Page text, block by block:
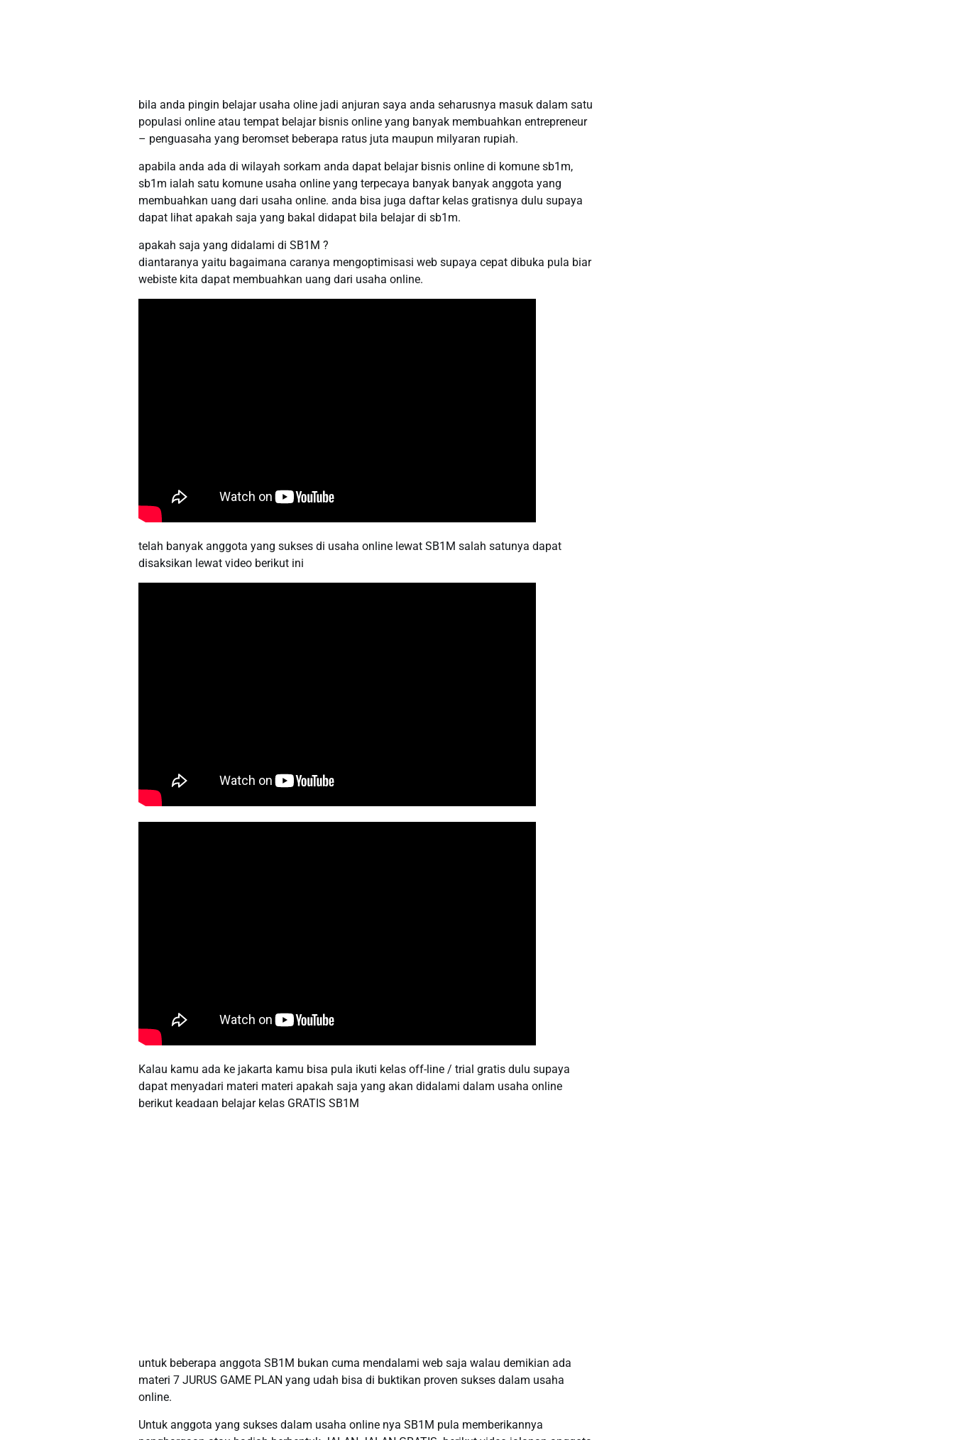
bila anda pingin belajar usaha oline jadi anjuran saya anda seharusnya masuk dalam satu
populasi online atau tempat belajar bisnis online yang banyak membuahkan entrepreneur
– penguasaha yang beromset beberapa ratus juta maupun milyaran rupiah.
apabila anda ada di wilayah sorkam anda dapat belajar bisnis online di komune sb1m,
sb1m ialah satu komune usaha online yang terpecaya banyak banyak anggota yang
membuahkan uang dari usaha online. anda bisa juga daftar kelas gratisnya dulu supaya
dapat lihat apakah saja yang bakal didapat bila belajar di sb1m.
apakah saja yang didalami di SB1M ?
diantaranya yaitu bagaimana caranya mengoptimisasi web supaya cepat dibuka pula biar
webiste kita dapat membuahkan uang dari usaha online.
telah banyak anggota yang sukses di usaha online lewat SB1M salah satunya dapat
disaksikan lewat video berikut ini
Kalau kamu ada ke jakarta kamu bisa pula ikuti kelas off-line / trial gratis dulu supaya
dapat menyadari materi materi apakah saja yang akan didalami dalam usaha online
berikut keadaan belajar kelas GRATIS SB1M
untuk beberapa anggota SB1M bukan cuma mendalami web saja walau demikian ada
materi 7 JURUS GAME PLAN yang udah bisa di buktikan proven sukses dalam usaha
online.
Untuk anggota yang sukses dalam usaha online nya SB1M pula memberikannya